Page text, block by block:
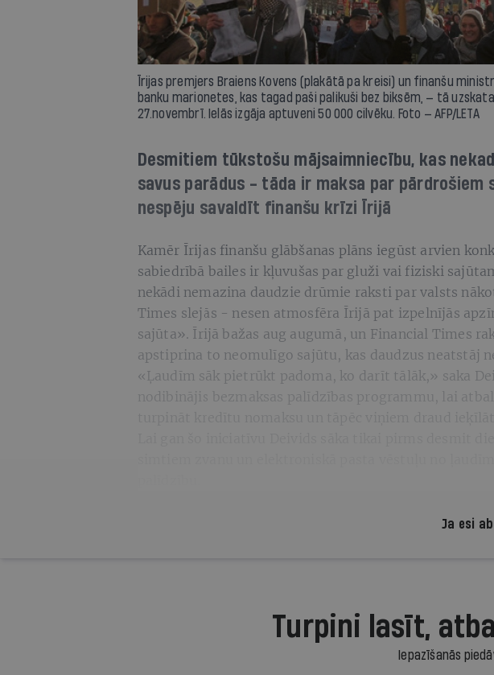
Īrijas premjers Braiens Kovens (plakātā pa kreisi) un finanšu
banku marionetes, kas tagad paši palikuši bez biksēm, — tā
27.novembrī. Ielās izgāja aptuveni 50 000 cilvēku. Foto — AFP/LETA
Desmitiem tūkstošu mājsaimniecību, kas
savus parādus - tāda ir maksa par pārdrošiem
nespēju savaldīt finanšu krīzi Īrijā
Kamēr Īrijas finanšu glābšanas plāns iegūst arvien
sabiedrībā bailes ir kļuvušas par gluži vai fiziski
nekādi nemazina daudzie drūmie raksti par valsts
Times slejās - nesen atmosfēra Īrijā pat izpelnījās
sajūta». Īrijā bažas aug augumā, un Financial Times
apstiprina to neomulīgo sajūtu, kas daudzus neatstāj
«Ļaudīm sāk pietrūkt padoma, ko darīt tālāk,» saka
nodibinājis bezmaksas palīdzības programmu, lai
Ja esi
Turpini lasīt,
Iepazīšanās